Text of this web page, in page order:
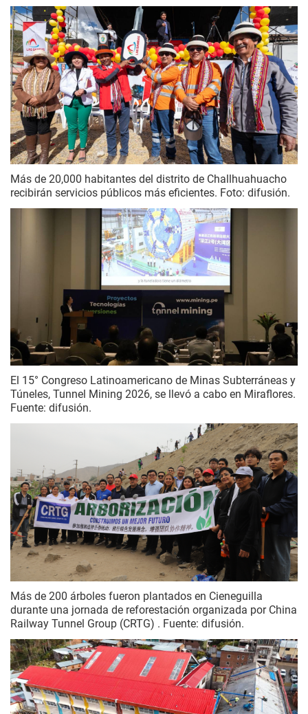
Más de 20,000 habitantes del distrito de Challhuahuacho
recibirán servicios públicos más eficientes. Foto: difusión.
El 15° Congreso Latinoamericano de Minas Subterráneas y
Túneles, Tunnel Mining 2026, se llevó a cabo en Miraflores.
Fuente: difusión.
Más de 200 árboles fueron plantados en Cieneguilla
durante una jornada de reforestación organizada por China
Railway Tunnel Group (CRTG) . Fuente: difusión.